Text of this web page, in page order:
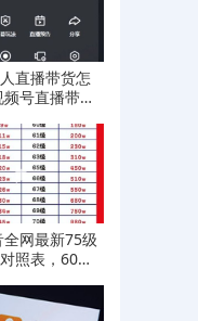
直播带货怎
号直播带货
网最新75级
照表，60级